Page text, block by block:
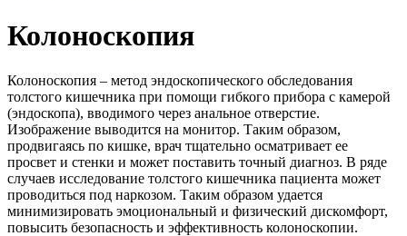
Колоноскопия
Колоноскопия – метод эндоскопического обследования
толстого кишечника при помощи гибкого прибора с камерой
(эндоскопа), вводимого через анальное отверстие.
Изображение выводится на монитор. Таким образом,
продвигаясь по кишке, врач тщательно осматривает ее
просвет и стенки и может поставить точный диагноз. В ряде
случаев исследование толстого кишечника пациента может
проводиться под наркозом. Таким образом удается
минимизировать эмоциональный и физический дискомфорт,
повысить безопасность и эффективность колоноскопии.